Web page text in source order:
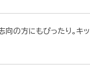
向の方にもぴったり。